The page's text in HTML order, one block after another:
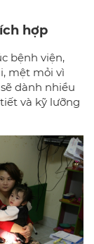
hợp
bệnh viện,
mệt mỏi vì
dành nhiều
và kỹ lưỡng